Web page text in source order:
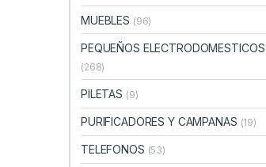
MUEBLES (96)
PEQUEÑOS ELECTRODOMESTICOS
(268)
PILETAS (9)
PURIFICADORES Y CAMPANAS (19)
TELEFONOS (53)